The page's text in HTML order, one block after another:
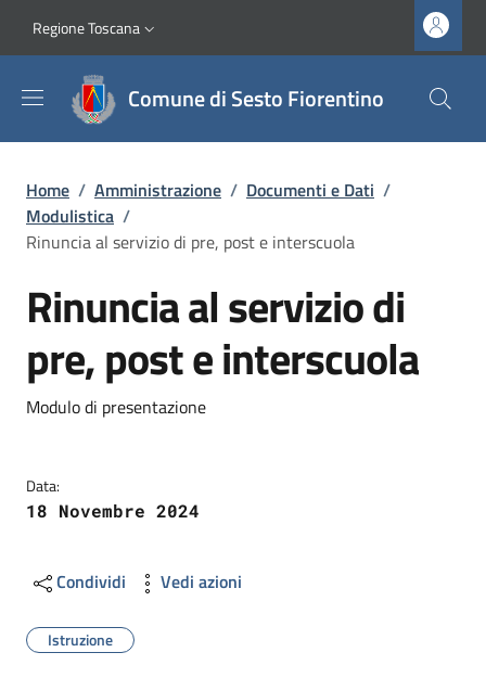
Slim top
Regione Toscana
Comune di Sesto Fiorentino
Briciole di pane
Home / Amministrazione / Documenti e Dati /
Modulistica /
Rinuncia al servizio di pre, post e interscuola
Rinuncia al servizio di
pre, post e interscuola
Dettagli
Modulo di presentazione
Data:
18 Novembre 2024
Condividi Vedi azioni
Istruzione